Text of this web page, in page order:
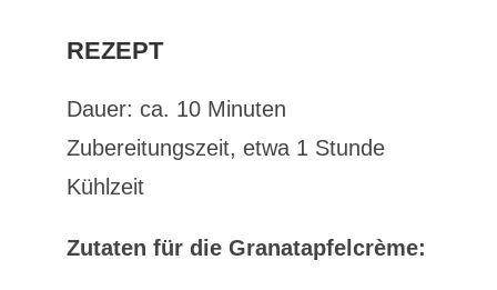
REZEPT
Dauer: ca. 10 Minuten
Zubereitungszeit, etwa 1 Stunde
Kühlzeit
Zutaten für die Granatapfelcrème: